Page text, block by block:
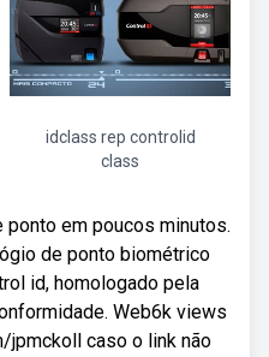
idclass rep controlid
class
em poucos minutos.
de ponto biométrico
id, homologado pela
Web6k views
jpmckoll caso o link não